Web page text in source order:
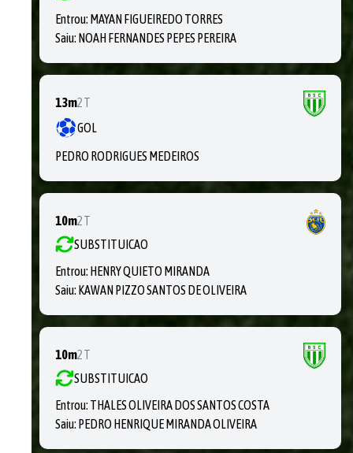
Entrou: MAYAN FIGUEIREDO TORRES
Saiu: NOAH FERNANDES PEPES PEREIRA
13m2T
GOL
PEDRO RODRIGUES MEDEIROS
10m2T
SUBSTITUICAO
Entrou: HENRY QUIETO MIRANDA
Saiu: KAWAN PIZZO SANTOS DE OLIVEIRA
10m2T
SUBSTITUICAO
Entrou: THALES OLIVEIRA DOS SANTOS COSTA
Saiu: PEDRO HENRIQUE MIRANDA OLIVEIRA